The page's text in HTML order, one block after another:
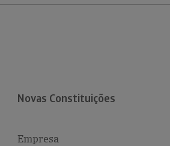
Novas Constituições
Empresa